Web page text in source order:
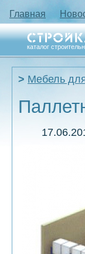
Главная
каталог
Мебель